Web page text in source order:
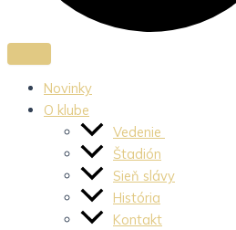
Novinky
O klube
Vedenie
Štadión
Sieň slávy
História
Kontakt